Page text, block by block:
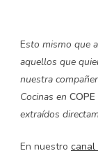
Esto mismo que
aquellos que
nuestra
Cocinas en
extraídos
En nuestro canal